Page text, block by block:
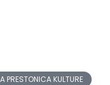
PRESTONICA KULTURE